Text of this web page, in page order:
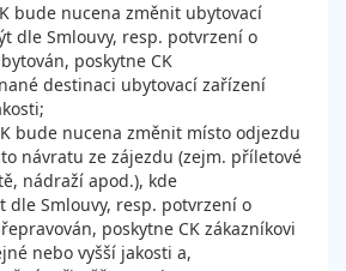
bude nucena změnit ubytovací
dle Smlouvy, resp. potvrzení o
poskytne CK
destinaci ubytovací zařízení
bude nucena změnit místo odjezdu
návratu ze zájezdu (zejm. příletové
nádraží apod.), kde
dle Smlouvy, resp. potvrzení o
poskytne CK zákazníkovi
nebo vyšší jakosti a,